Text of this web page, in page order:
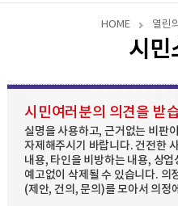
HOME 열린
시민
시민여러분의 의견을 받
실명을 사용하고, 근거없는 비판
자제해주시기 바랍니다. 건전한
내용, 타인을 비방하는 내용, 상
예고없이 삭제될 수 있습니다. 의
(제안, 건의, 문의)를 모아서 의정